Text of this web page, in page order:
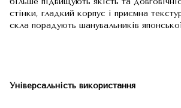
стінки, гладкий корпус і приємна
скла порадують шанувальників
Універсальність використання